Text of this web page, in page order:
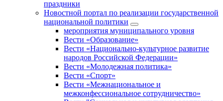
праздники
Новостной портал по реализации государственной
национальной политики
мероприятия муниципального уровня
Вести «Образование»
Вести «Национально-культурное развитие
народов Российской Федерации»
Вести «Молодежная политика»
Вести «Спорт»
Вести «Межнациональное и
межконфессиональное сотрудничество»